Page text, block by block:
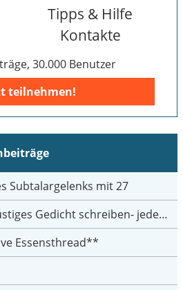
Tipps & Hilfe
Kontakte
30.000 Benutzer
teilnehmen!
Subtalargelenks mit 27
Gedicht schreiben- jeder einen Satz
Essensthread**